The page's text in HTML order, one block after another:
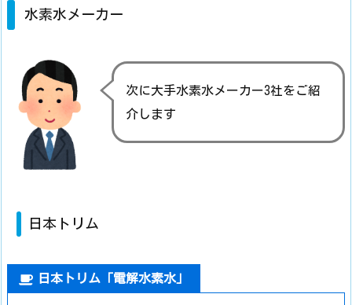
水素水メーカー
次に大手水素水メーカー3社をご紹
介します
日本トリム
日本トリム「電解水素水」